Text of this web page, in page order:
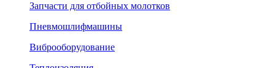
Запчасти для отбойных молотков
Пневмошлифмашины
Виброоборудование